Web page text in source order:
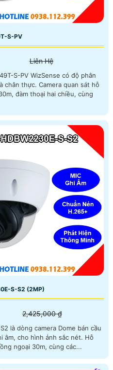
S-PV
Liên Hệ
S-PV WizSense có độ phân
quan sát hỗ
đàm thoại hai chiều, cùng
S-S2 (2MP)
2,425,000 ₫
là dòng camera Dome bán cầu
cho hình ảnh sắc nét. Hỗ
ngoại 30m, cùng các...